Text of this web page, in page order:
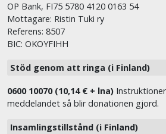
OP Bank, FI75 5780 4120 0163 54
Mottagare: Ristin Tuki ry
Referens: 8507
BIC: OKOYFIHH
Stöd genom att ringa (i Finland)
0600 10070 (10,14 € + lna)
meddelandet så blir donationen gjord.
Insamlingstillstånd (i Finland)